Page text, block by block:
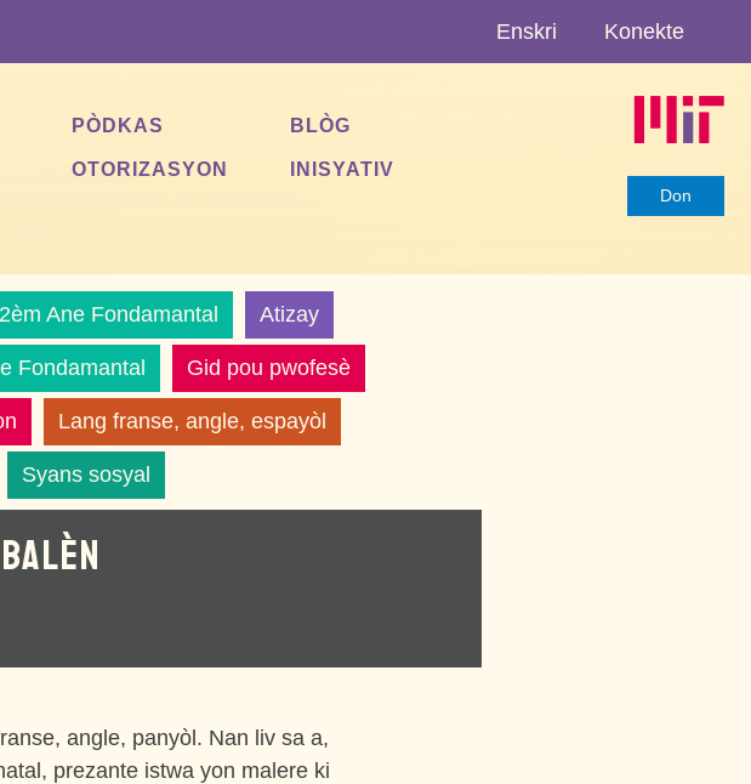
Enskri Konekte
Don
PÒDKAS
BLÒG
OTORIZASYON
INISYATIV
2èm Ane Fondamantal Atizay
Fondamantal Gid pou pwofesè
Lang franse, angle, espayòl
Syans sosyal
angle, panyòl. Nan liv sa a,
prezante istwa yon malere ki